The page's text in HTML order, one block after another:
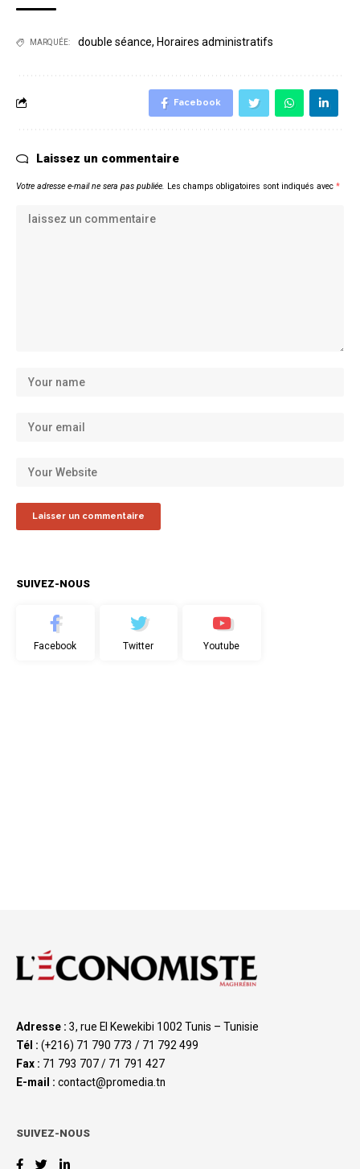
MARQUÉE: double séance, Horaires administratifs
Facebook
Laissez un commentaire
Votre adresse e-mail ne sera pas publiée. Les champs obligatoires sont indiqués avec *
SUIVEZ-NOUS
Facebook Twitter Youtube
Adresse : 3, rue El Kewekibi 1002 Tunis – Tunisie
Tél : (+216) 71 790 773 / 71 792 499
Fax : 71 793 707 / 71 791 427
E-mail : contact@promedia.tn
SUIVEZ-NOUS